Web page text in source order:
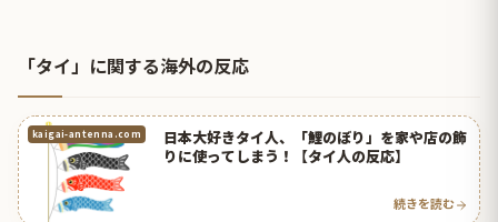
「タイ」に関する海外の反応
kaigai-antenna.com
日本大好きタイ人、「鯉のぼり」を家や店の飾
りに使ってしまう！【タイ人の反応】
続きを読む